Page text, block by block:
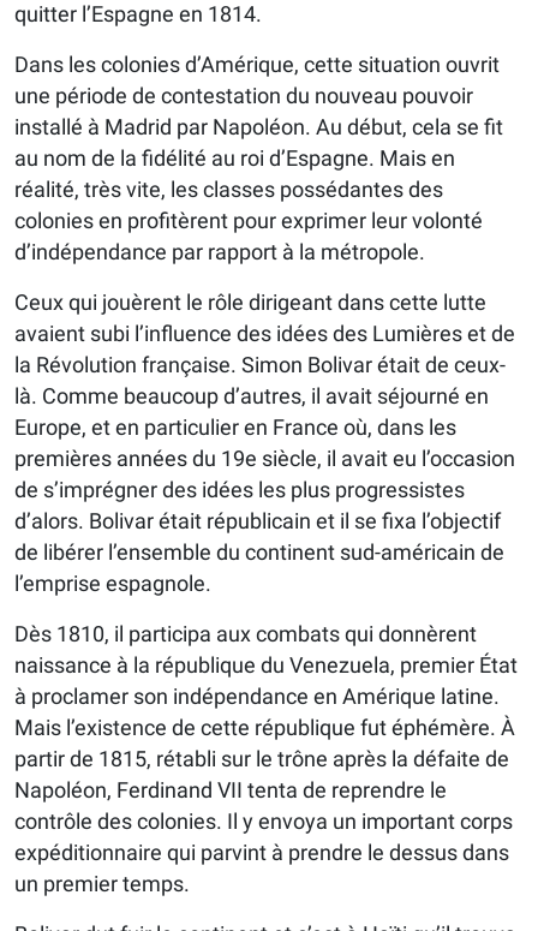
quitter l’Espagne en 1814.
Dans les colonies d’Amérique, cette situation ouvrit
une période de contestation du nouveau pouvoir
installé à Madrid par Napoléon. Au début, cela se fit
au nom de la fidélité au roi d’Espagne. Mais en
réalité, très vite, les classes possédantes des
colonies en profitèrent pour exprimer leur volonté
d’indépendance par rapport à la métropole.
Ceux qui jouèrent le rôle dirigeant dans cette lutte
avaient subi l’influence des idées des Lumières et de
la Révolution française. Simon Bolivar était de ceux-
là. Comme beaucoup d’autres, il avait séjourné en
Europe, et en particulier en France où, dans les
premières années du 19e siècle, il avait eu l’occasion
de s’imprégner des idées les plus progressistes
d’alors. Bolivar était républicain et il se fixa l’objectif
de libérer l’ensemble du continent sud-américain de
l’emprise espagnole.
Dès 1810, il participa aux combats qui donnèrent
naissance à la république du Venezuela, premier État
à proclamer son indépendance en Amérique latine.
Mais l’existence de cette république fut éphémère. À
partir de 1815, rétabli sur le trône après la défaite de
Napoléon, Ferdinand VII tenta de reprendre le
contrôle des colonies. Il y envoya un important corps
expéditionnaire qui parvint à prendre le dessus dans
un premier temps.